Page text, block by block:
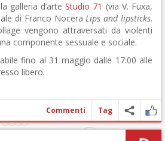
galleria d’arteStudio 71 (via V. Fuxa,
di Franco NoceraLips and lipsticks.
vengono attraversati da violenti
componente sessuale e sociale.
fino al 31 maggio dalle 17:00 alle
libero.
Commenti Tag